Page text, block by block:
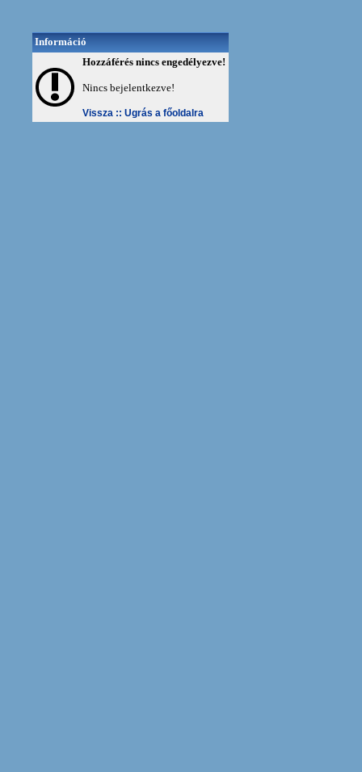
Információ
Hozzáférés nincs engedélyezve!
Nincs bejelentkezve!
Vissza :: Ugrás a főoldalra